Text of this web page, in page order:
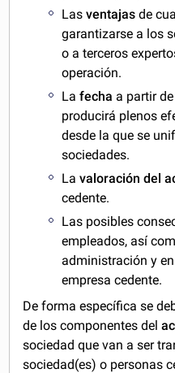
Lasventajas de
garantizarse a los
o a terceros
operación.
Lafecha a partir
producirá plenos
desde la que se
sociedades.
Lavaloración del
cedente.
Las posibles
empleados, así
administración y
empresa cedente.
De forma específica se
de los componentes del
sociedad que van a ser
sociedad(es) o personas